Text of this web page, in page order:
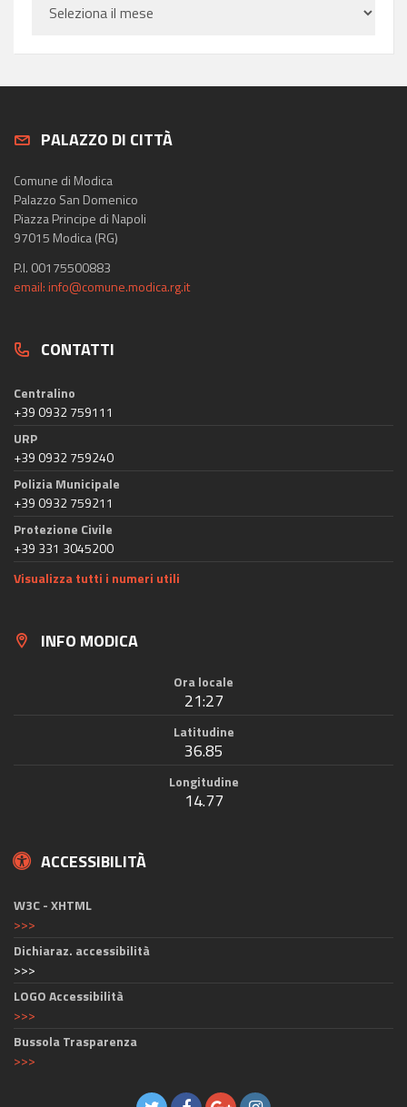
PALAZZO DI CITTÀ
Comune di Modica
Palazzo San Domenico
Piazza Principe di Napoli
97015 Modica (RG)
P.I. 00175500883
email: info@comune.modica.rg.it
CONTATTI
Centralino
+39 0932 759111
URP
+39 0932 759240
Polizia Municipale
+39 0932 759211
Protezione Civile
+39 331 3045200
Visualizza tutti i numeri utili
INFO MODICA
Ora locale
21:27
Latitudine
36.85
Longitudine
14.77
ACCESSIBILITÀ
W3C - XHTML
>>>
Dichiaraz. accessibilità
>>>
LOGO Accessibilità
>>>
Bussola Trasparenza
>>>